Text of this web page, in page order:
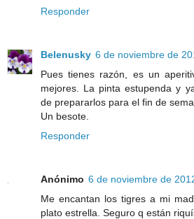
Responder
Belenusky 6 de noviembre de
Pues tienes razón, es un
mejores. La pinta estupenda y
de prepararlos para el fin de
Un besote.
Responder
Anónimo 6 de noviembre de
Me encantan los tigres a mi
plato estrella. Seguro q están